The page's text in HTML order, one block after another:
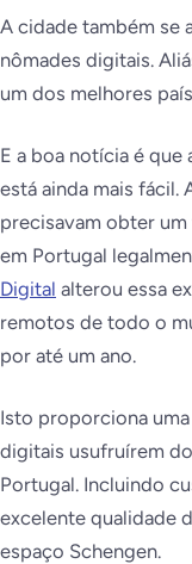
A cidade também se
nômades digitais.
um dos melhores
E a boa notícia é que
está ainda mais fácil.
precisavam obter
em Portugal
Digital alterou essa
remotos de todo o
por até um ano.
Isto proporciona
digitais usufruírem
Portugal. Incluindo
excelente qualidade
espaço Schengen.